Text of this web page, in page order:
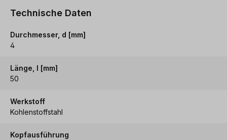
Technische Daten
Durchmesser, d [mm]
4
Länge, l [mm]
50
Werkstoff
Kohlenstoffstahl
Kopfausführung